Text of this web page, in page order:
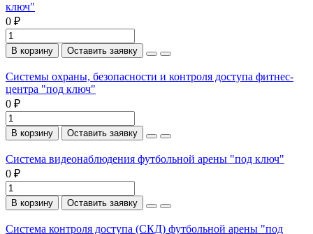
ключ"
0 ₽
В корзину Оставить заявку
Системы охраны, безопасности и контроля доступа фитнес-
центра "под ключ"
0 ₽
В корзину Оставить заявку
Система видеонаблюдения футбольной арены "под ключ"
0 ₽
В корзину Оставить заявку
Система контроля доступа (СКД) футбольной арены "под